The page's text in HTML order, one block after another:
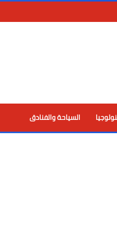
السياحة والفنادق